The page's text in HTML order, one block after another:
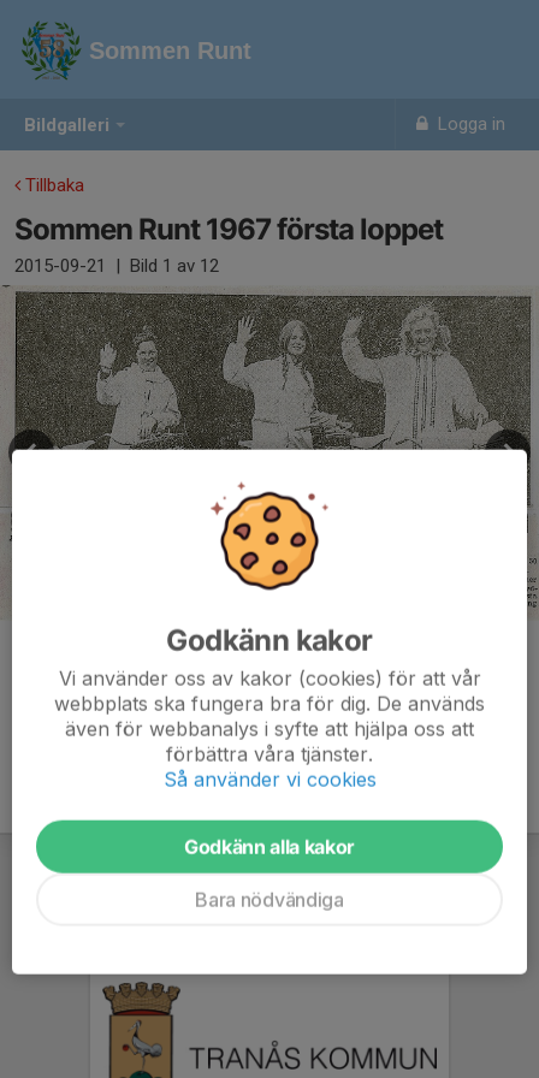
Bildgalleri Logga in
Sommen Runt
Tillbaka
Sommen Runt 1967 första loppet
2015-09-21 | Bild 1 av 12
Godkänn kakor
Vi använder oss av kakor (cookies) för att vår
webbplats ska fungera bra för dig. De används
även för webbanalys i syfte att hjälpa oss att
förbättra våra tjänster.
Så använder vi cookies
Godkänn alla kakor
Bara nödvändiga